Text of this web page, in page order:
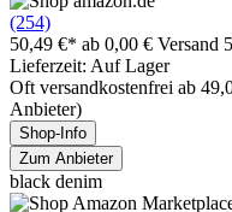
(254)
50,49 €* ab 0,00 € Versand
Lieferzeit: Auf Lager
Oft versandkostenfrei ab
Anbieter)
Shop-Info
Zum Anbieter
black denim